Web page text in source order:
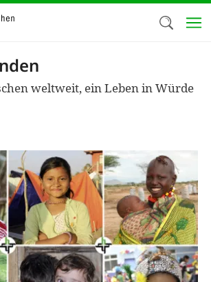
weltweit, ein Leben in Würde
Wir
nutzen
Cookies zu
helfen
Online-